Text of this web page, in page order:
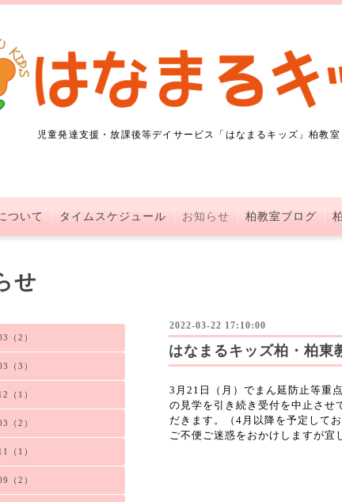
児童発達支援・放課後等デイサービス「はなまるキッズ」柏教
ついて タイムスケジュール お知らせ 柏教室ブログ
（2）
（3）
（1）
（2）
（1）
（2）
せ
2022-03-22 17:10:00
はなまるキッズ柏・柏東
3月21日（月）でまん延防止等重
の見学を引き続き受付を中止させ
だきます。（4月以降を予定してお
ご不便ご迷惑をおかけしますが宜